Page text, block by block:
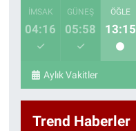
İMSAK
04:16
GÜNEŞ
05:58
ÖĞLE
13:15
Aylık Vakitler
Trend Haberler